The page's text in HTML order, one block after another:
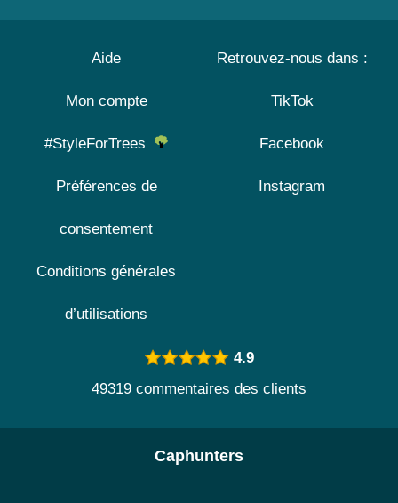
Aide
Mon compte
#StyleForTrees
Préférences de
consentement
Conditions générales
d’utilisations
Retrouvez-nous dans :
TikTok
Facebook
Instagram
4.9
49319 commentaires des clients
Caphunters